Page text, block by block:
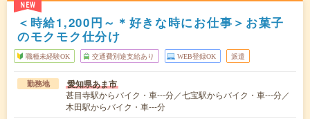
NEW
＜時給1,200円～＊好きな時にお仕事＞お菓子
のモクモク仕分け
職種未経験OK 交通費別途支給あり WEB登録OK 派遣
勤務地 愛知県あま市
甚目寺駅からバイク・車---分／七宝駅からバイク・車---分／
木田駅からバイク・車---分